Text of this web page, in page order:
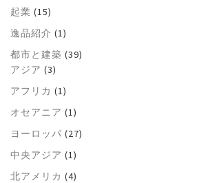
起業 (15)
逸品紹介 (1)
都市と建築 (39)
アジア (3)
アフリカ (1)
オセアニア (1)
ヨーロッパ (27)
中央アジア (1)
北アメリカ (4)